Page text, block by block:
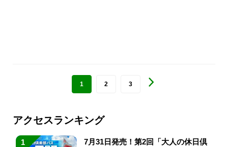
1 2 3
アクセスランキング
1
7月31日発売！第2回「大人の休日倶